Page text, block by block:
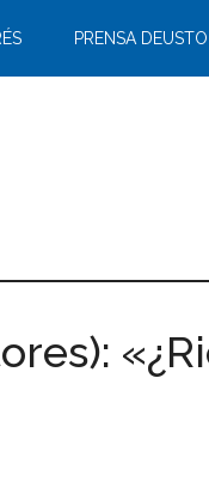
PRENSA DEUSTO